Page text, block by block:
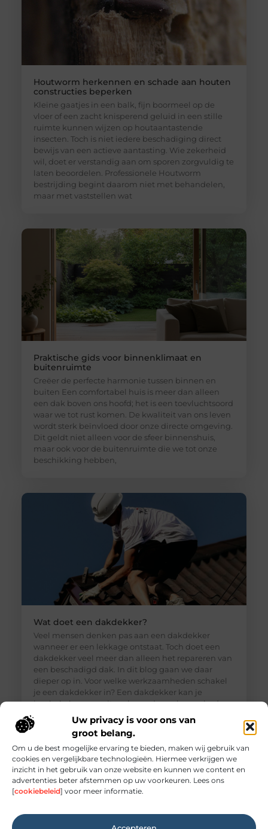
Uw privacy is voor ons van
groot belang.
Om u de best mogelijke ervaring te bieden, maken wij gebruik van
cookies en vergelijkbare technologieën. Hiermee verkrijgen we
inzicht in het gebruik van onze website en kunnen we content en
advertenties beter afstemmen op uw voorkeuren. Lees ons
[cookiebeleid] voor meer informatie.
Houtworm herkennen en schade aan houten
constructies beperken
Kleine gaatjes in een balk, fijn boormeel op de
vloer of een zacht knisperend geluid in een stille
ruimte kunnen wijzen op houtaantastende
insecten. Toch is niet iedere beschadiging direct
bewijs van een actieve aantasting. Wie zekerheid
wil, doet er verstandig aan om sporen zorgvuldig te
laten beoordelen. Professionele Houtworm
bestrijding begint daarom niet met behandelen,
maar met vaststellen wat
Praktische gids voor binnenklimaat en
buitenruimte
Creëer de perfecte harmonie tussen binnen en
buiten Een comfortabel huis is meer dan alleen
een dak boven ons hoofd; het is een toevluchtsoord
waar we tot rust komen. De kwaliteit van ons leven
wordt sterk beïnvloed door onze directe omgeving.
Dit geldt niet alleen voor de sfeer binnenshuis,
maar ook voor de buitenruimte die we tot onze
beschikking hebben,
Wat doet een dakdekker?
Veel mensen denken pas aan een dakdekker
wanneer er een lekkage ontstaat. Toch doet een
dakdekker veel meer dan alleen het repareren van
een beschadigd dak. In dit blog gaan we daar
dieper op in. Voor welke werkzaamheden schakel
je een dakdekker in? Een dakdekker kan je
inschakelen voor uiteenlopende werkzaamheden,
zoals: · Het opsporen en repareren